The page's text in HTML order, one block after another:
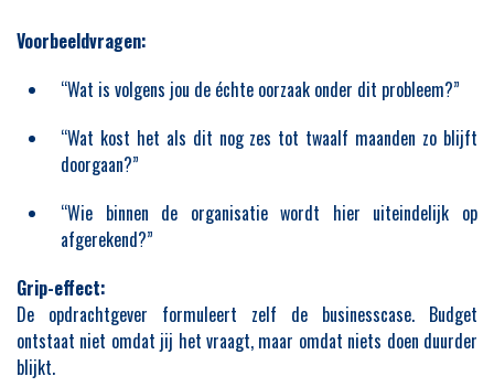
Voorbeeldvragen:
“Wat is volgens jou de échte oorzaak onder dit probleem?”
“Wat kost het als dit nog zes tot twaalf maanden zo blijft
doorgaan?”
“Wie binnen de organisatie wordt hier uiteindelijk op
afgerekend?”
Grip-effect:
De opdrachtgever formuleert zelf de businesscase. Budget
ontstaat niet omdat jij het vraagt, maar omdat niets doen duurder
blijkt.